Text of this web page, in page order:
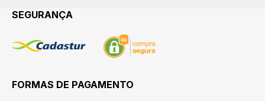
SEGURANÇA
FORMAS DE PAGAMENTO